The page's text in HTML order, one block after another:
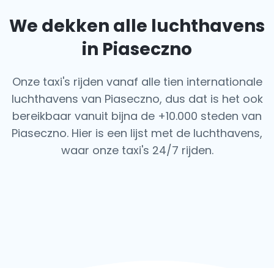
We dekken alle luchthavens
in Piaseczno
Onze taxi's rijden vanaf alle tien internationale
luchthavens van Piaseczno, dus dat is het ook
bereikbaar vanuit bijna de +10.000 steden van
Piaseczno. Hier is een lijst met de luchthavens,
waar onze taxi's 24/7 rijden.